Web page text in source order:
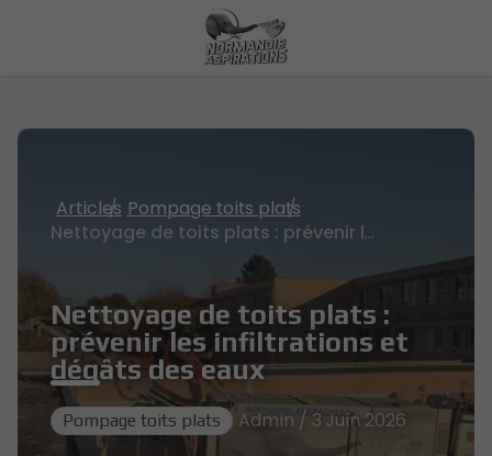
Articles Pompage toits plats
Nettoyage de toits plats : prévenir les infiltrations et dégâts des eaux
Nettoyage de toits plats :
prévenir les infiltrations et
dégâts des eaux
Pompage toits plats
Admin / 3 Juin 2026